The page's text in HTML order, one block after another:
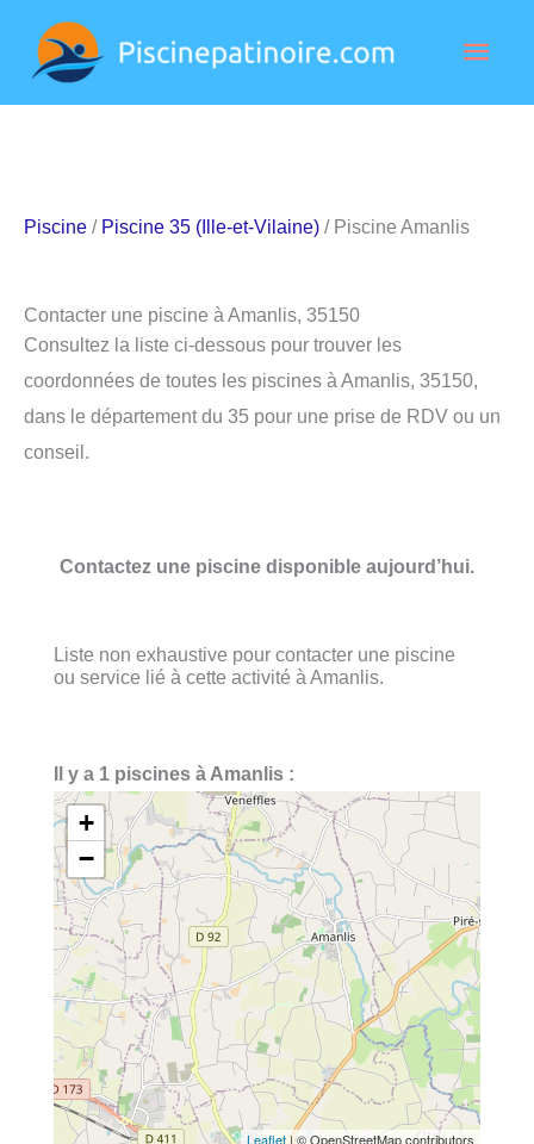
contenu
Piscine / Piscine 35 (Ille-et-Vilaine) / Piscine Amanlis
Contacter une piscine à Amanlis, 35150
Consultez la liste ci-dessous pour trouver les
coordonnées de toutes les piscines à Amanlis, 35150,
dans le département du 35 pour une prise de RDV ou un
conseil.
Contactez une piscine disponible aujourd’hui.
Liste non exhaustive pour contacter une piscine
ou service lié à cette activité à Amanlis.
Il y a 1 piscines à Amanlis :
+
−
Leaflet| © OpenStreetMap contributors